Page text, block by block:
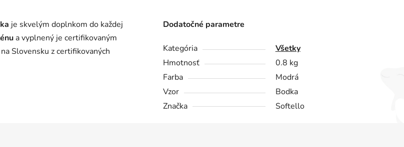
je skvelým doplnkom do každej
a vyplnený je certifikovaným
Slovensku z certifikovaných
Dodatočné parametre
Kategória
Všetky
Hmotnosť
0.8 kg
Farba
Modrá
Vzor
Bodka
Značka
Softello